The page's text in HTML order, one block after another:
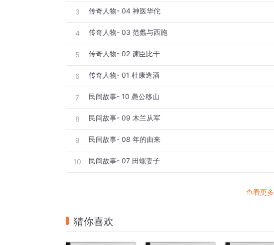
3 传奇人物- 04 神医华佗
4 传奇人物- 03 范蠡与西施
5 传奇人物- 02 谏臣比干
6 传奇人物- 01 杜康造酒
7 民间故事- 10 愚公移山
8 民间故事- 09 木兰从军
9 民间故事- 08 年的由来
10 民间故事- 07 田螺妻子
查看更多
猜你喜欢